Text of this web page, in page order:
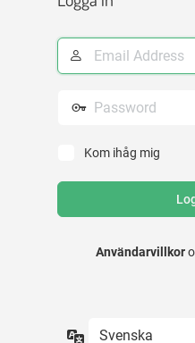
E-
postadress
Kom ihåg mig
Användarvillkor
Språk